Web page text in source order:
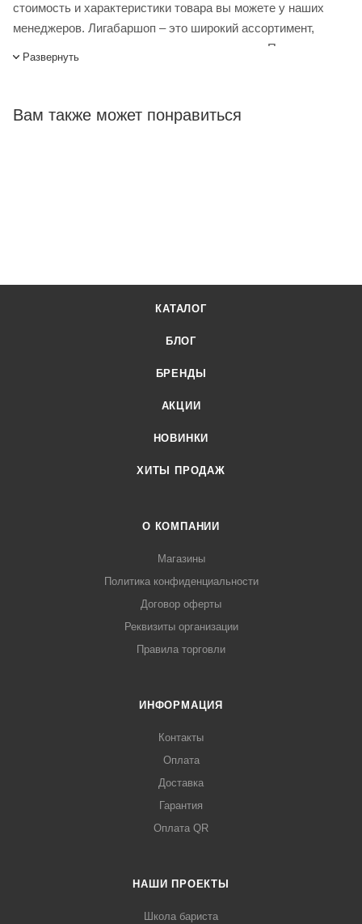
стоимость и характеристики товара вы можете у наших
менеджеров. Лигабаршоп – это широкий ассортимент,
высокое качество товаров и выгодные цены. Противень
всей России, заказать можно по телефону +7 (499) 394-31-
Развернуть
Вам также может понравиться
КАТАЛОГ
БЛОГ
БРЕНДЫ
АКЦИИ
НОВИНКИ
ХИТЫ ПРОДАЖ
О КОМПАНИИ
Магазины
Политика конфиденциальности
Договор оферты
Реквизиты организации
Правила торговли
ИНФОРМАЦИЯ
Контакты
Оплата
Доставка
Гарантия
Оплата QR
НАШИ ПРОЕКТЫ
Школа бариста